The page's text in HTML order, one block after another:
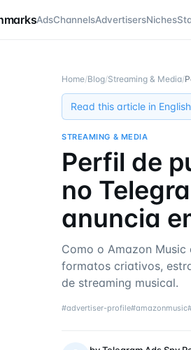
AdsChannelsAdvertisersNiches
Home/Blog/Streaming & Media/
Read this article in
STREAMING & MEDIA
Perfil de
no
anuncia
Como o Amazon
formatos criativos,
de streaming musical.
#advertiser-profile#amazonmusic